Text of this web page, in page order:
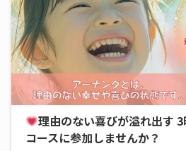
理由のない喜びが溢れ出す
コースに参加しませんか？